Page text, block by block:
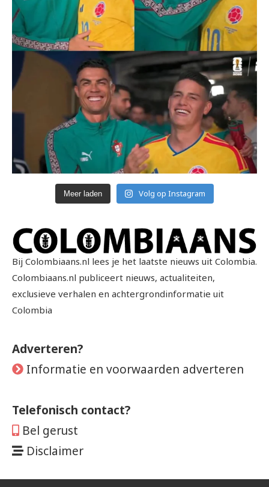
Meer laden Volg op Instagram
Bij Colombiaans.nl lees je het laatste nieuws uit Colombia.
Colombiaans.nl publiceert nieuws, actualiteiten,
exclusieve verhalen en achtergrondinformatie uit
Colombia
Adverteren?
Informatie en voorwaarden adverteren
Telefonisch contact?
Bel gerust
Disclaimer